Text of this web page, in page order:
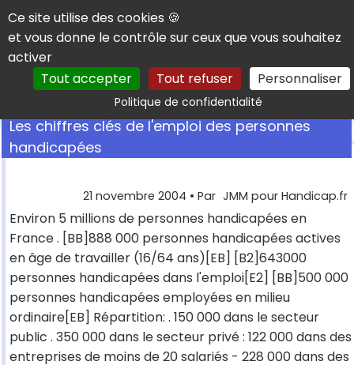
Panneau de gestion des cookies
Ce site utilise des cookies 🍪
et vous donne le contrôle sur ceux que vous souhaitez
activer
Tout accepter
Tout refuser Personnaliser
Politique de confidentialitéRechercher
Les chiffres clés de l'emploi des personnes
handicapées
21 novembre 2004 • Par JMM pour Handicap.fr
Environ 5 millions de personnes handicapées en
France . [BB]888 000 personnes handicapées actives
en âge de travailler (16/64 ans)[EB] [B2]643000
personnes handicapées dans l'emploi[E2] [BB]500 000
personnes handicapées employées en milieu
ordinaire[EB] Répartition: . 150 000 dans le secteur
public . 350 000 dans le secteur privé : 122 000 dans des
entreprises de moins de 20 salariés - 228 000 dans des